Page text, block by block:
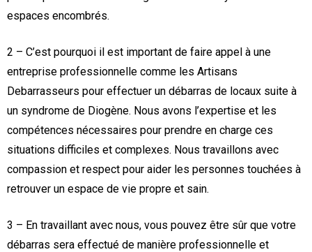
espaces encombrés.
2 – C’est pourquoi il est important de faire appel à une
entreprise professionnelle comme les Artisans
Debarrasseurs pour effectuer un débarras de locaux suite à
un syndrome de Diogène. Nous avons l’expertise et les
compétences nécessaires pour prendre en charge ces
situations difficiles et complexes. Nous travaillons avec
compassion et respect pour aider les personnes touchées à
retrouver un espace de vie propre et sain.
3 – En travaillant avec nous, vous pouvez être sûr que votre
débarras sera effectué de manière professionnelle et